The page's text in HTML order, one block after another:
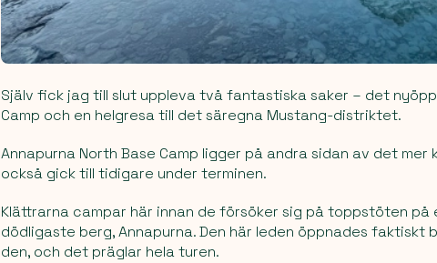
Själv fick jag till slut uppleva två fantastiska saker – det
Camp och en helgresa till det säregna Mustang-distriktet.
Annapurna North Base Camp ligger på andra sidan av det mer
också gick till tidigare under terminen.
Klättrarna campar här innan de försöker sig på toppstöten
dödligaste berg, Annapurna. Den här leden öppnades faktiskt
den, och det präglar hela turen.